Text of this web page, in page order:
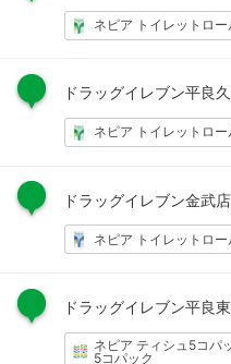
ネピア トイレットロ
ドラッグイレブン平良
ネピア トイレットロ
ドラッグイレブン金武店
ネピア トイレットロ
ドラッグイレブン平良
ネピア ティシュ5コパ
5コパック